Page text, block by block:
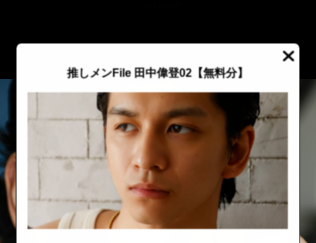
推しメンFile 田中偉登02【無料分】